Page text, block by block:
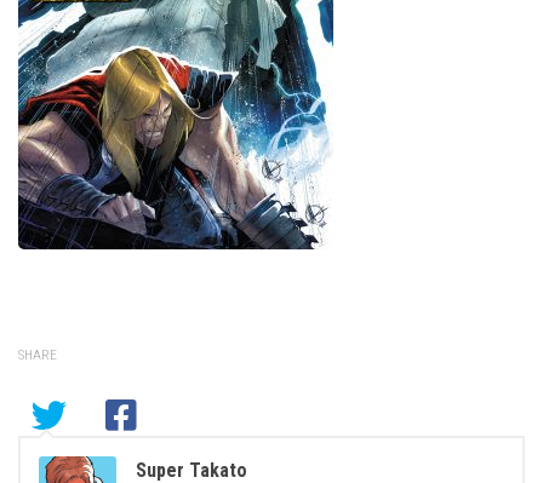
SHARE
Super Takato